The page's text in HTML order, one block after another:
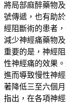
將局部麻醉藥物
號傳遞，也有助
經阻斷術的患者
減少神經痛藥物
重要的是，神經
性神經痛的效果
進而導致慢性神
著降低三至六個
指出，在各項神